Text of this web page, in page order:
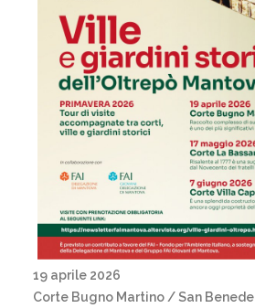
19 aprile 2026
Corte Bugno Martino / San